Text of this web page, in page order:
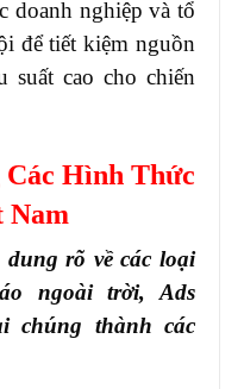
doanh nghiệp và tổ
để tiết kiệm nguồn
suất cao cho chiến
Hình Thức
Nam
rõ về các loại
ngoài trời, Ads
chúng thành các